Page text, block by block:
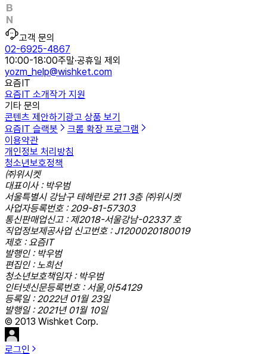
고객 문의
02-6925-4867
10:00-18:00주말·공휴일 제외
yozm_help@wishket.com
요즘IT
요즘IT 소개작가 지원
기타 문의
콘텐츠 제안하기 광고 상품 보기
요즘IT 슬랙봇
크롬 확장 프로그램
이용약관
개인정보 처리방침
청소년보호정책
㈜위시켓
대표이사 : 박우범
서울특별시 강남구 테헤란로 211 3층 ㈜위시켓
사업자등록번호 : 209-81-57303
통신판매업신고 : 제2018-서울강남-02337 호
직업정보제공사업 신고번호 : J1200020180019
제호 : 요즘IT
발행인 : 박우범
편집인 : 노희선
청소년보호책임자 : 박우범
인터넷신문등록번호 : 서울,아54129
등록일 : 2022년 01월 23일
발행일 : 2021년 01월 10일
© 2013 Wishket Corp.
로그인